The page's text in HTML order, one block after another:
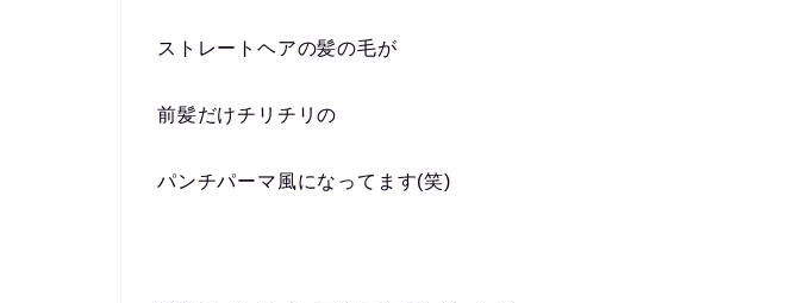
ストレートヘアの髪の毛が
前髪だけチリチリの
パンチパーマ風になってます(笑)